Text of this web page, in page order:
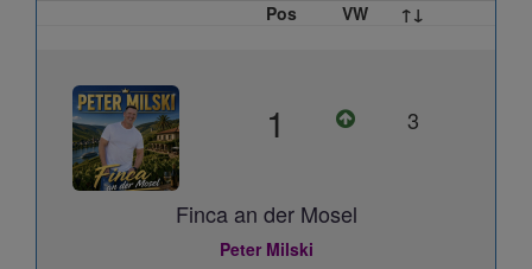
Pos VW ↑↓
1 3
Finca an der Mosel
Peter Milski